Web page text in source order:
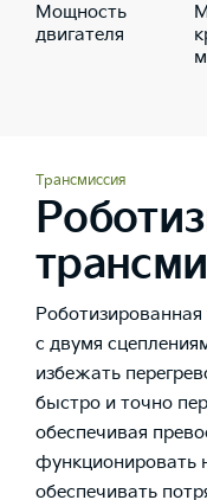
Мощность
двигателя
Трансмиссия
с двумя
избежать
быстро и точно
обеспечивая
функционировать
обеспечивать